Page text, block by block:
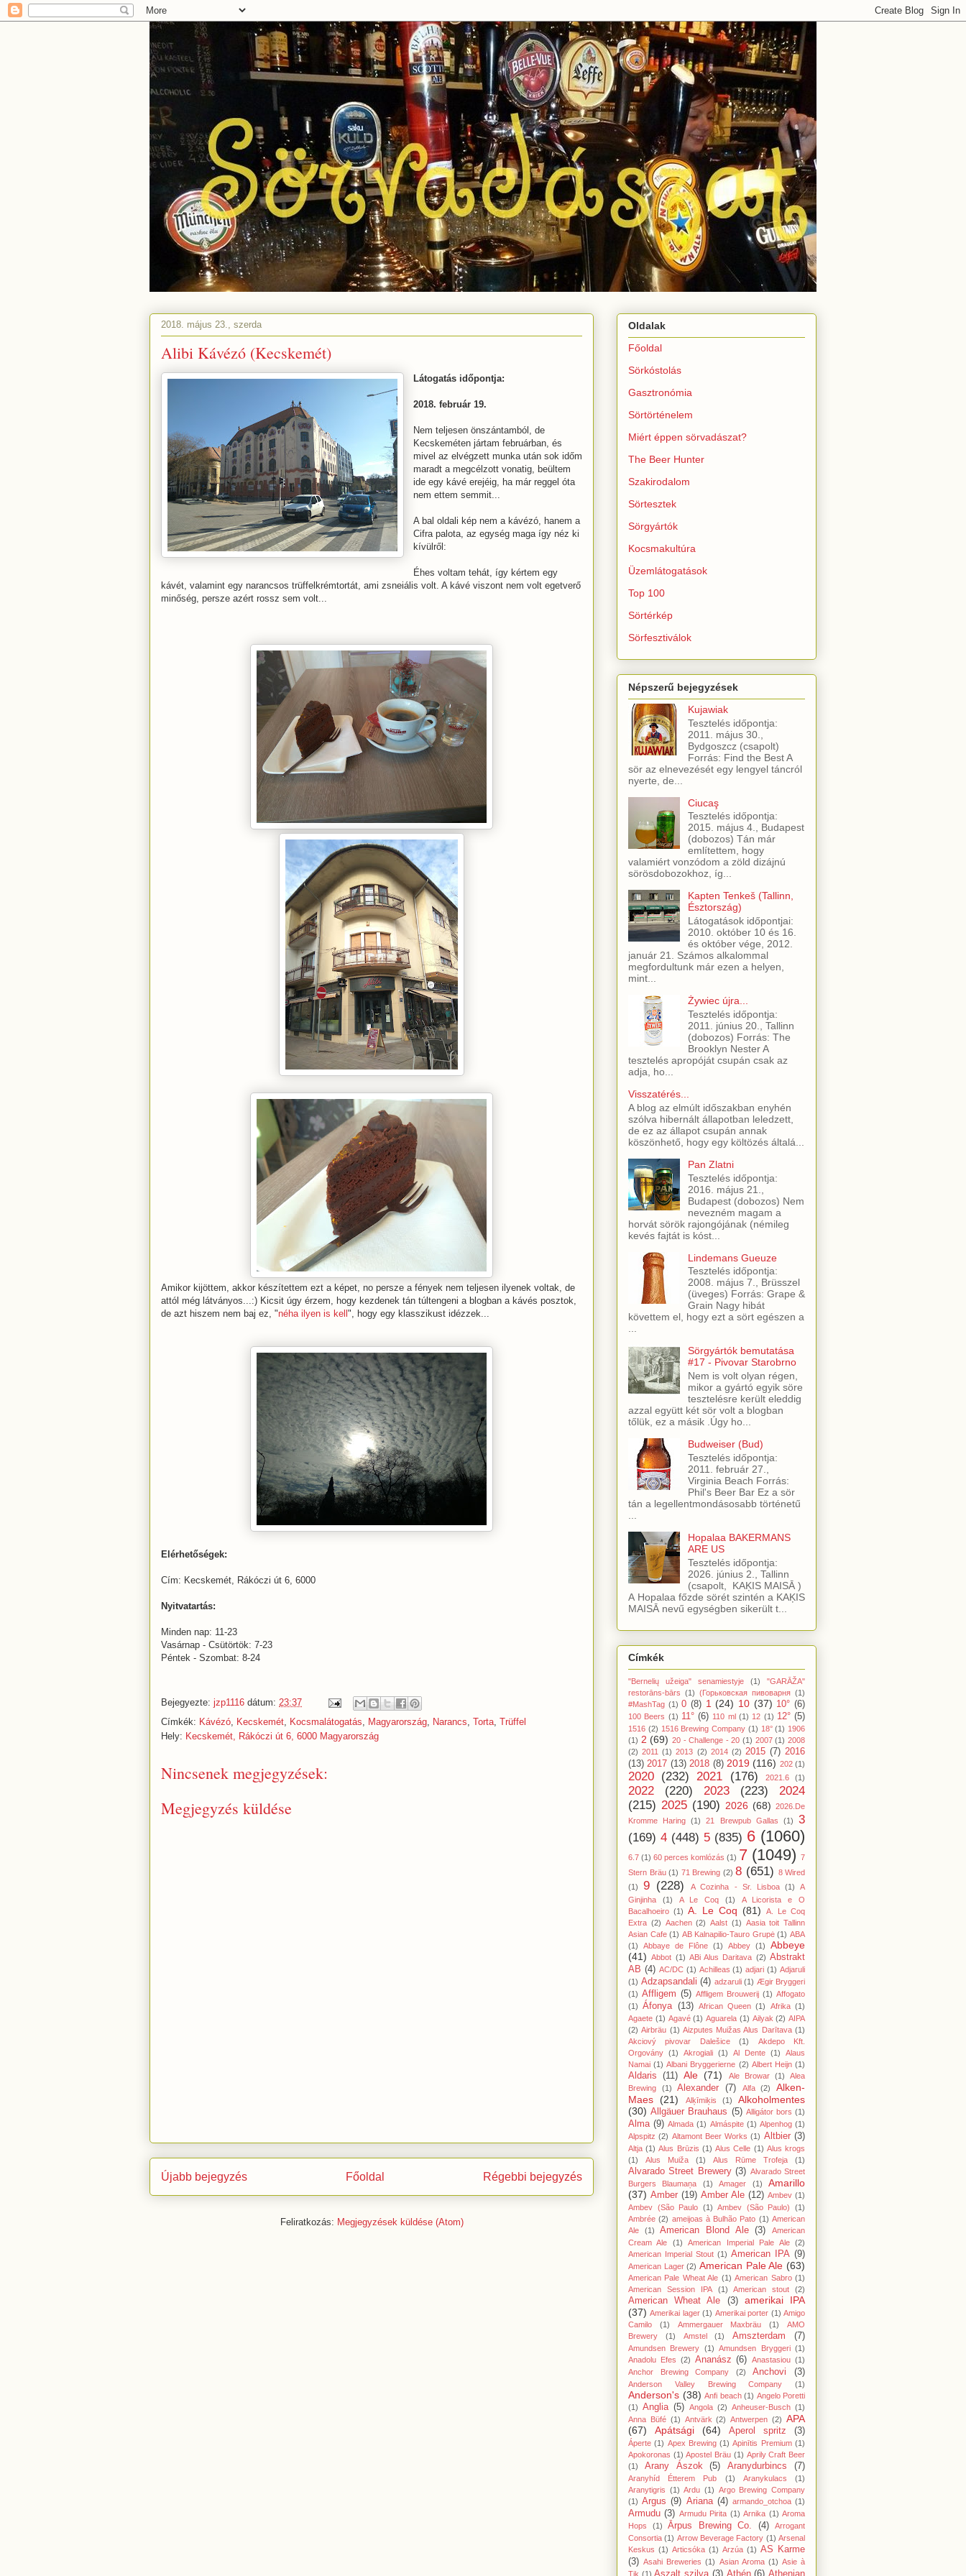
2018. május 23., szerda
Alibi Kávézó (Kecskemét)
Látogatás időpontja:
2018. február 19.
Nem teljesen önszántamból, de
Kecskeméten jártam februárban, és
mivel az elvégzett munka után sok időm
maradt a megcélzott vonatig, beültem
ide egy kávé erejéig, ha már reggel óta
nem ettem semmit...
A bal oldali kép nem a kávézó, hanem a
Cifra palota, az egység maga így néz ki
kívülről:
Éhes voltam tehát, így kértem egy
kávét, valamint egy narancsos trüffelkrémtortát, ami zsneiális volt. A kávé viszont nem volt egetverő
minőség, persze azért rossz sem volt...
Amikor kijöttem, akkor készítettem ezt a képet, no persze a fények nem teljesen ilyenek voltak, de
attól még látványos...:) Kicsit úgy érzem, hogy kezdenek tán túltengeni a blogban a kávés posztok,
de azt hiszem nem baj ez, "néha ilyen is kell ", hogy egy klasszikust idézzek...
Elérhetőségek:
Cím: Kecskemét, Rákóczi út 6, 6000
Nyitvatartás:
Minden nap: 11-23
Vasárnap - Csütörtök: 7-23
Péntek - Szombat: 8-24
Bejegyezte: jzp1116 dátum: 23:37
Címkék: Kávézó, Kecskemét, Kocsmalátogatás, Magyarország, Narancs, Torta, Trüffel
Hely: Kecskemét, Rákóczi út 6, 6000 Magyarország
Nincsenek megjegyzések:
Megjegyzés küldése
Újabb bejegyzés Régebbi bejegyzés
Főoldal
Feliratkozás: Megjegyzések küldése (Atom)
Oldalak
Főoldal
Sörkóstolás
Gasztronómia
Sörtörténelem
Miért éppen sörvadászat?
The Beer Hunter
Szakirodalom
Sörtesztek
Sörgyártók
Kocsmakultúra
Üzemlátogatások
Top 100
Sörtérkép
Sörfesztiválok
Népszerű bejegyzések
Kujawiak
Tesztelés időpontja:
2011. május 30.,
Bydgoszcz (csapolt)
Forrás: Find the Best A
sör az elnevezését egy lengyel táncról
nyerte, de...
Ciucaş
Tesztelés időpontja:
2015. május 4., Budapest
(dobozos) Tán már
említettem, hogy
valamiért vonzódom a zöld dizájnú
sörösdobozokhoz, íg...
Kapten Tenkeš (Tallinn,
Észtország)
Látogatások időpontjai:
2010. október 10 és 16.
és október vége, 2012.
január 21. Számos alkalommal
megfordultunk már ezen a helyen,
mint...
Żywiec újra...
Tesztelés időpontja:
2011. június 20., Tallinn
(dobozos) Forrás: The
Brooklyn Nester A
tesztelés apropóját csupán csak az
adja, ho...
Visszatérés...
A blog az elmúlt időszakban enyhén
szólva hibernált állapotban leledzett,
de ez az állapot csupán annak
köszönhető, hogy egy költözés általá...
Pan Zlatni
Tesztelés időpontja:
2016. május 21.,
Budapest (dobozos) Nem
nevezném magam a
horvát sörök rajongójának (némileg
kevés fajtát is kóst...
Lindemans Gueuze
Tesztelés időpontja:
2008. május 7., Brüsszel
(üveges) Forrás: Grape &
Grain Nagy hibát
követtem el, hogy ezt a sört egészen a
...
Sörgyártók bemutatása
#17 - Pivovar Starobrno
Nem is volt olyan régen,
mikor a gyártó egyik söre
tesztelésre került eleddig
azzal együtt két sör volt a blogban
tőlük, ez a másik .Úgy ho...
Budweiser (Bud)
Tesztelés időpontja:
2011. február 27.,
Virginia Beach Forrás:
Phil's Beer Bar Ez a sör
tán a legellentmondásosabb történetű
Hopalaa BAKERMANS
ARE US
Tesztelés időpontja:
2026. június 2., Tallinn
(csapolt, KAĶIS MAISĀ )
A Hopalaa főzde sörét szintén a KAĶIS
MAISĀ nevű egységben sikerült t...
Címkék
"Bernelių užeiga" senamiestyje (1)
"GARĀŽA"
restorāns-bārs (1) (Горьковская пивоварня (1)
#MashTag (1) 0 (8) 1 (24) 10 (37) 10° (6)
100 Beers (1) 11° (6) 110 ml (1) 12 (1) 12° (5)
1516 (2) 1516 Brewing Company (1) 18° (1) 1906
(1) 2 (69) 20 - Challenge - 20 (1) 2007 (1) 2008
(2) 2011 (1) 2013 (2) 2014 (2) 2015 (7) 2016
(13) 2017 (13) 2018 (8) 2019 (116) 202 (1)
2020 (232) 2021 (176) 2021.6 (1)
2022 (220) 2023 (223)
2024
(215) 2025 (190) 2026 (68) 2026.De
Kromme Haring
(1) 21 Brewpub Gallas (1)
3
(169) 4 (448) 5 (835) 6 (1060)
6.7 (1) 60 perces komlózás (1) 7 (1049) 7
Stern Bräu (1) 71 Brewing (2) 8 (651) 8 Wired
(1)
9 (228) A Cozinha - Sr. Lisboa (1)
A
Ginjinha
(1) A Le Coq (1)
A Licorista e O
Bacalhoeiro (1) A. Le Coq (81)
A. Le Coq
Extra (2) Aachen (2) Aalst (1) Aasia toit Tallinn
Asian Cafe (1) AB Kalnapilio-Tauro Grupė (1) ABA
(1)
Abbaye de Flône (1) Abbey (1)
Abbeye
(41)
Abbot (1) ABi Alus Daritava (2) Abstrakt
AB (4) AC/DC (1) Achilleas (1) adjari (1) Adjaruli
(1) Adzapsandali (4) adzaruli (1) Ægir Bryggeri
(1) Affligem (5) Affligem Brouwerij (1) Affogato
(1)
Áfonya (13) African Queen (1) Afrika (1)
Agaete (1) Agavé (1) Aguarela (1) Ailyak (2) AIPA
(2) Airbräu (1) Aizputes Muižas Alus Darītava (1)
Akciový pivovar Dalešice
(1)
Akdepo Kft.
Orgovány (1) Akrogiali (1) Al Dente (1)
Alaus
Namai (1) Albani Bryggerierne (2) Albert Heijn (1)
Aldaris (11) Ale (71) Ale Browar (1)
Alea
Brewing
(1) Alexander (7) Alfa (2)
Alken-
Maes
(21) Alķīmiķis (1)
Alkoholmentes
(30) Allgäuer Brauhaus (5) Alligátor bors (1)
Alma (9) Almada (1) Almáspite (1) Alpenhog (1)
Alpspitz (2) Altamont Beer Works (1) Altbier (3)
Altja (1) Alus Brūzis (1) Alus Celle (1) Alus krogs
(1)
Alus Muiža (1) Alus Rūme Trofeja (1)
Alvarado Street Brewery (3) Alvarado Street
Burgers Blaumaņa
(1) Amager (1)
Amarillo
(37) Amber (19) Amber Ale (12) Ambev (1)
Ambev (São Paulo (1) Ambev (São Paulo)
(1)
Ambrée (2) ameijoas à Bulhão Pato (1) American
Ale
(1) American Blond Ale (3)
American
Cream Ale
(1) American Imperial Pale Ale
(2)
American Imperial Stout (1) American IPA (9)
American Lager (2) American Pale Ale (63)
American Pale Wheat Ale (1) American Sabro (1)
American Session IPA
(1) American stout (2)
American Wheat Ale (3)
amerikai IPA
(37) Amerikai lager (1) Amerikai porter (1) Amigo
Camilo
(1) Ammergauer Maxbräu (1)
AMO
Brewery
(1) Amstel (1) Amszterdam (7)
Amundsen Brewery (1) Amundsen Bryggeri (1)
Anadolu Efes (2) Ananász (6) Anastasiou (1)
Anchor Brewing Company
(2) Anchovi (3)
Anderson Valley Brewing Company (1)
Anderson's (38) Anfi beach (1) Angelo Poretti
(1) Anglia (5) Angola (2) Anheuser-Busch (1)
Anna Büfé (1) Antvärk (2) Antwerpen (2) APA
(67)
Apátsági (64) Aperol spritz (3)
Áperte (1) Apex Brewing (1) Apinītis Premium (1)
Apokoronas (1) Apostel Bräu (1) Aprily Craft Beer
(1)
Arany Ászok (5) Aranydurbincs (7)
Aranyhíd Étterem Pub (1) Aranykulacs
(1)
Aranytigris (1) Ardu (1) Argo Brewing Company
(1) Argus (9) Ariana (4) armando_otchoa (1)
Armudu (3) Armudu Pirita (1) Arnika (1) Aroma
Hops
(1) Ārpus Brewing Co. (4)
Arrogant
Consortia (1) Arrow Beverage Factory (1) Arsenal
Keskus (1) Articsóka (1) Arzúa (1) AS Karme
(3) Asahi Breweries (1) Asian Aroma (1) Asie à
Tik (1) Aszalt szilva (3) Athén (6) Athenian